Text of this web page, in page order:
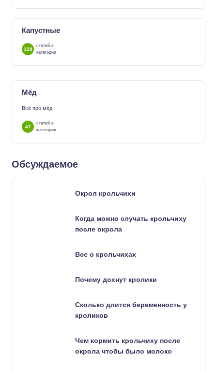
Капустные
128
статей в
категории
Мёд
Всё про мёд
47
статей в
категории
Обсуждаемое
Окрол крольчихи
Когда можно случать крольчиху
после окрола
Все о крольчихах
Почему дохнут кролики
Сколько длится беременность у
кроликов
Чем кормить крольчиху после
окрола чтобы было молоко